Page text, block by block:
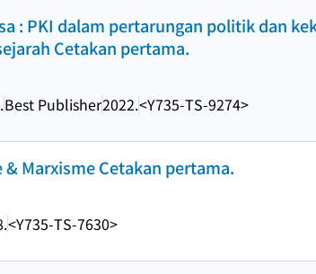
: PKI dalam pertarungan politik dan
Cetakan pertama.
Best Publisher2022.<Y735-TS-9274>
Marxisme Cetakan pertama.
<Y735-TS-7630>